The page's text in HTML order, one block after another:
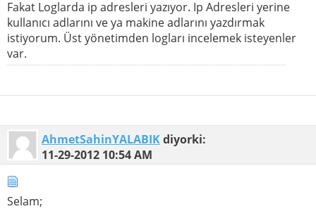
Fakat Loglarda ip adresleri yazıyor. Ip Adresleri yerine
kullanıcı adlarını ve ya makine adlarını yazdırmak
istiyorum. Üst yönetimden logları incelemek isteyenler
var.
AhmetSahinYALABIKdiyorki:
11-29-2012 10:54 AM
Selam;